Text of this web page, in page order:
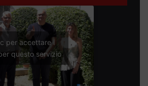
per accettare i
questo servizio